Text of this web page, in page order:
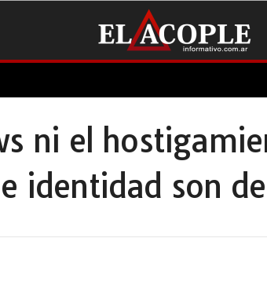
ni el
identidad son